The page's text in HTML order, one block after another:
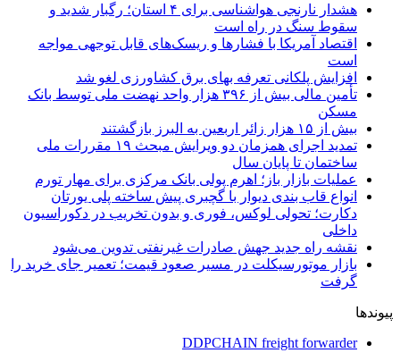
هشدار نارنجی هواشناسی برای ۴ استان؛ رگبار شدید و
سقوط سنگ در راه است
اقتصاد آمریکا با فشارها و ریسک‌های قابل توجهی مواجه
است
افزایش پلکانی تعرفه بهای برق کشاورزی لغو شد
تأمین مالی بیش از ۳۹۶ هزار واحد نهضت ملی توسط بانک
مسکن
بیش از ۱۵ هزار زائر اربعین به البرز بازگشتند
تمدید اجرای همزمان دو ویرایش مبحث ۱۹ مقررات ملی
ساختمان تا پایان سال
عملیات بازار باز؛ اهرم پولی بانک مرکزی برای مهار تورم
انواع قاب بندی دیوار با گچبری پیش ساخته پلی یورتان
دکارت؛ تحولی لوکس، فوری و بدون تخریب در دکوراسیون
داخلی
نقشه راه جدید جهش صادرات غیرنفتی تدوین می‌شود
بازار موتورسیکلت در مسیر صعود قیمت؛ تعمیر جای خرید را
گرفت
پیوندها
DDPCHAIN freight forwarder